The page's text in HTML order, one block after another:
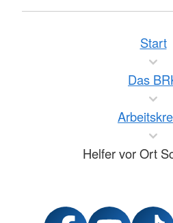
Start
Das
Helfer vor Ort